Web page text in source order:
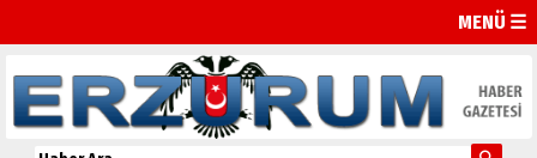
MENÜ ☰